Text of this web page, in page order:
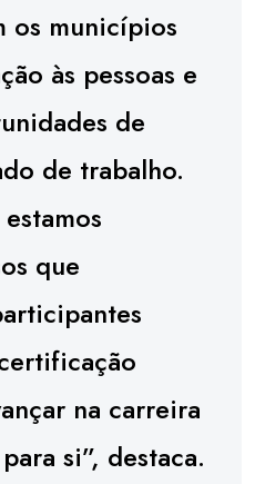
os municípios
às pessoas e
de
de trabalho.
que
na carreira
si”, destaca.